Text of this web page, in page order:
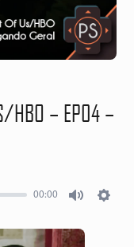
HBO – EP04 –
00:00